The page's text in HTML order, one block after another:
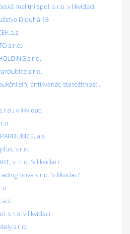
realitní spol. s r.o. v likvidaci
Dlouhá 18
a.s.
s.r.o.
s.r.o.
s.r.o.
síň, antikvariát, starožitnosti,
v likvidaci
a.s.
s.r.o.
s. r. o. 'v likvidaci'
nova s.r.o. 'v likvidaci'
a.s.
s r.o. v likvidaci
s.r.o.